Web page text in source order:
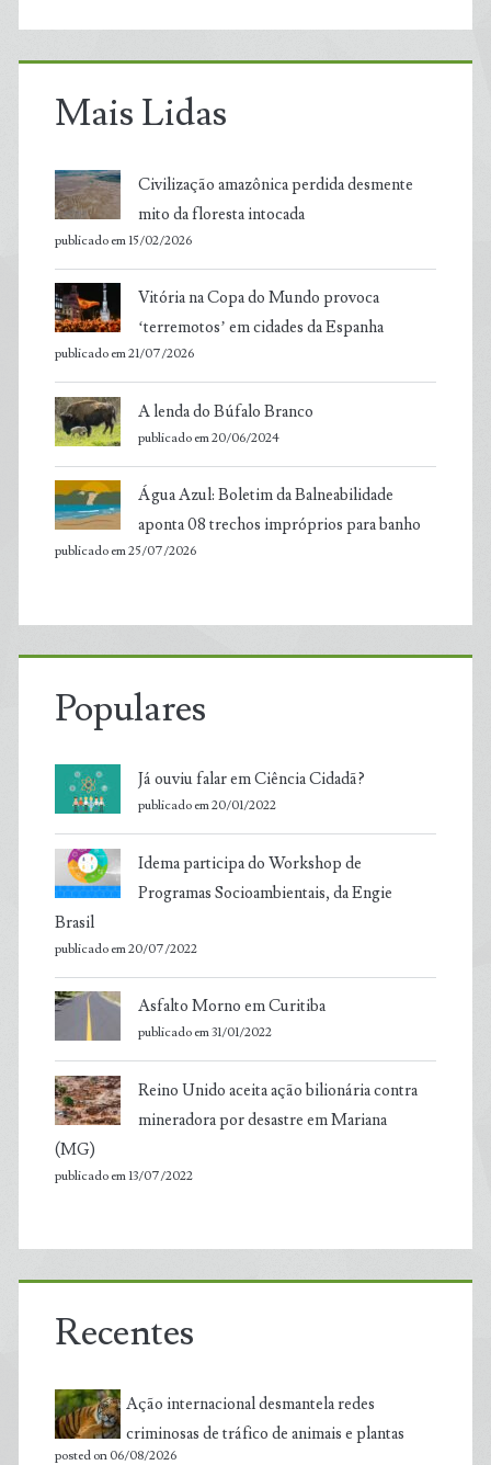
Mais Lidas
Civilização amazônica perdida desmente
mito da floresta intocada
publicado em 15/02/2026
Vitória na Copa do Mundo provoca
‘terremotos’ em cidades da Espanha
publicado em 21/07/2026
A lenda do Búfalo Branco
publicado em 20/06/2024
Água Azul: Boletim da Balneabilidade
aponta 08 trechos impróprios para banho
publicado em 25/07/2026
Populares
Já ouviu falar em Ciência Cidadã?
publicado em 20/01/2022
Idema participa do Workshop de
Programas Socioambientais, da Engie
Brasil
publicado em 20/07/2022
Asfalto Morno em Curitiba
publicado em 31/01/2022
Reino Unido aceita ação bilionária contra
mineradora por desastre em Mariana
(MG)
publicado em 13/07/2022
Recentes
Ação internacional desmantela redes
criminosas de tráfico de animais e plantas
posted on 06/08/2026